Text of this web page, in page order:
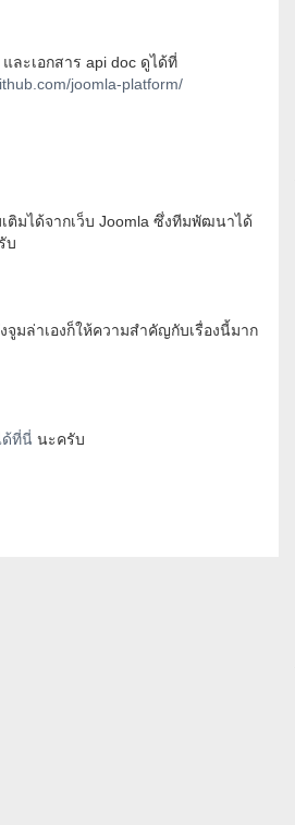
และเอกสาร api doc ดูได้ที่
joomla-platform/
ติมได้จากเว็บ Joomla ซึ่งทีมพัฒนาได้
บ
มล่าเองก็ให้ความสำคัญกับเรื่องนี้มาก
ด้ที่นี่ นะครับ